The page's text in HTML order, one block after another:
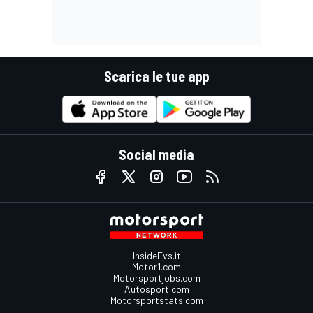
Scarica le tue app
Social media
InsideEvs.it
Motor1.com
Motorsportjobs.com
Autosport.com
Motorsportstats.com